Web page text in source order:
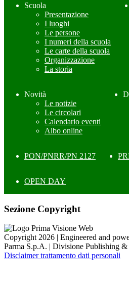
Scuola
Presentazione
I luoghi
Le persone
I numeri della scuola
Le carte della scuola
Organizzazione
La storia
Novità
Le notizie
Le circolari
Calendario eventi
Albo online
PON/PNRR/PN 2127
OPEN DAY
Sezione Copyright
Copyright 2026 | Engineered and
Parma S.p.A. | Divisione Publishing
Disclaimer trattamento dati personali